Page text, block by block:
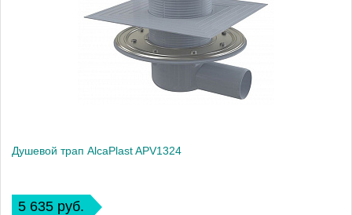
Душевой трап AlcaPlast APV1324
5 635 руб.